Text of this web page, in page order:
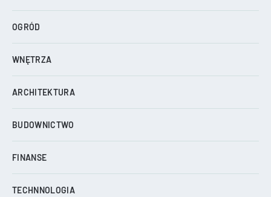
OGRÓD
WNĘTRZA
ARCHITEKTURA
BUDOWNICTWO
FINANSE
TECHNNOLOGIA